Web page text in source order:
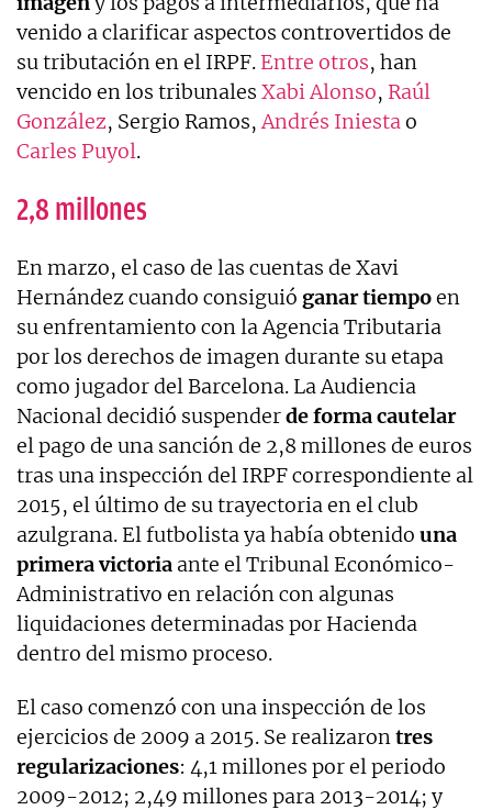
venido a clarificar aspectos controvertidos de
su tributación en el IRPF. Entre otros, han
vencido en los tribunales Xabi Alonso, Raúl
González, Sergio Ramos,Andrés Iniestao
Carles Puyol.
2,8 millones
En marzo, el caso de las cuentas de Xavi
Hernández cuando consiguió ganar tiempoen
su enfrentamiento con la Agencia Tributaria
por los derechos de imagen durante su etapa
como jugador del Barcelona. La Audiencia
Nacional decidió suspenderde forma cautelar
el pago de una sanción de 2,8 millones de euros
tras una inspección del IRPF correspondiente al
2015, el último de su trayectoria en el club
azulgrana. El futbolista ya había obtenido una
primera victoria ante el Tribunal Económico-
Administrativo en relación con algunas
liquidaciones determinadas por Hacienda
dentro del mismo proceso.
El caso comenzó con una inspección de los
ejercicios de 2009 a 2015. Se realizarontres
regularizaciones: 4,1 millones por el periodo
2009-2012; 2,49 millones para 2013-2014; y